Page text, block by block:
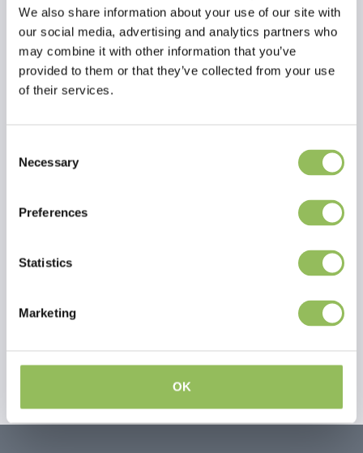
We also share information about your use of our site with
our social media, advertising and analytics partners who
may combine it with other information that you’ve
provided to them or that they’ve collected from your use
of their services.
Selection
Necessary
Preferences
Statistics
Marketing
OK
Lesen Sie mehr
Bewertungen